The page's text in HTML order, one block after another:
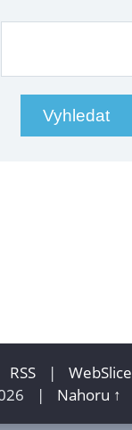
RSS |
WebSlice
| Nahoru ↑